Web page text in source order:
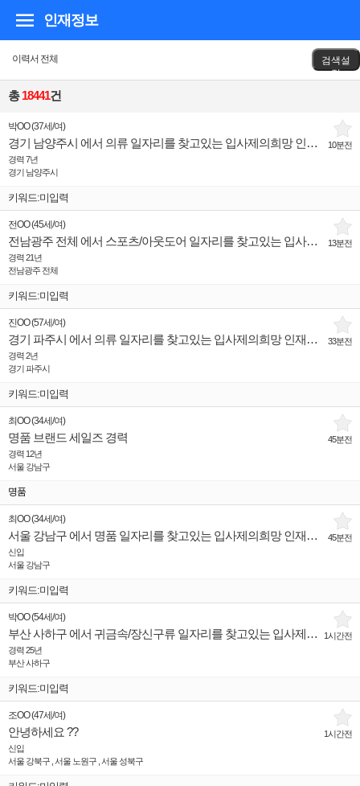
인재정보
이력서 전체
검색설
정
총18441건
10분전
박OO(37세 /여)
경기 남양주시 에서 의류 일자리를 찾고있는 입사제의희망 인재입니다.
경력 7년
경기 남양주시
키워드:미입력
13분전
전OO(45세 /여)
전남광주 전체 에서 스포츠/아웃도어 일자리를 찾고있는 입사제의희망 인재입니다.
경력 21년
전남광주 전체
키워드:미입력
33분전
진OO(57세 /여)
경기 파주시 에서 의류 일자리를 찾고있는 입사제의희망 인재입니다.
경력 2년
경기 파주시
키워드:미입력
45분전
최OO(34세 /여)
명품 브랜드 세일즈 경력
경력 12년
서울 강남구
명품
45분전
최OO(34세 /여)
서울 강남구 에서 명품 일자리를 찾고있는 입사제의희망 인재입니다.
신입
서울 강남구
키워드:미입력
1시간전
박OO(54세 /여)
부산 사하구 에서 귀금속/장신구류 일자리를 찾고있는 입사제의희망 인재입니다.
경력 25년
부산 사하구
키워드:미입력
1시간전
조OO(47세 /여)
안녕하세요 ??
신입
서울 강북구 , 서울 노원구 , 서울 성북구